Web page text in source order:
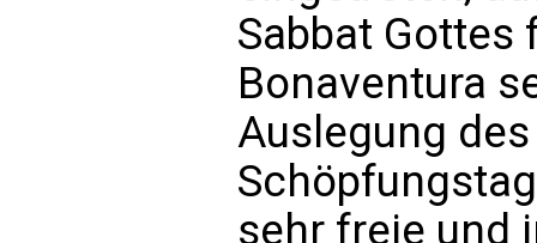
Sabbat Gottes
Bonaventura
Auslegung
sehr freie und